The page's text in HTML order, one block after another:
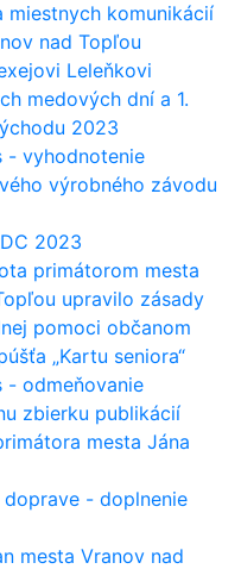
miestnych komunikácií
nad Topľou
Leleňkovi
medových dní a 1.
2023
- vyhodnotenie
výrobného závodu
2023
primátorom mesta
upravilo zásady
pomoci občanom
„Kartu seniora“
- odmeňovanie
zbierku publikácií
mesta Jána
- doplnenie
mesta Vranov nad